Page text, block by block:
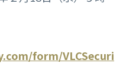
form/VLCSecuri